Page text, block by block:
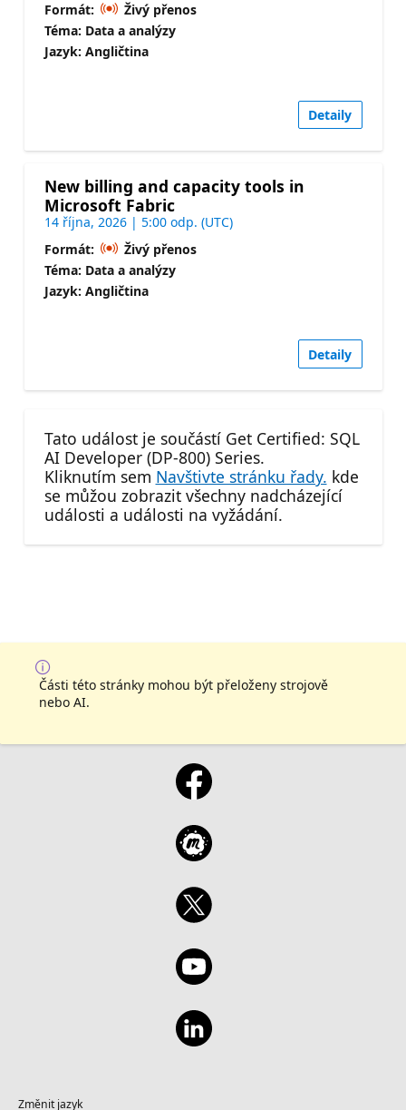
Formát:
Živý přenos
Téma: Data a analýzy
Jazyk: Angličtina
Detaily
New billing and capacity tools in
Microsoft Fabric
14 října, 2026 | 5:00 odp. (UTC)
Formát:
Živý přenos
Téma: Data a analýzy
Jazyk: Angličtina
Detaily
Tato událost je součástí Get Certified: SQL
AI Developer (DP-800) Series.
Kliknutím sem Navštivte stránku řady. kde
se můžou zobrazit všechny nadcházející
události a události na vyžádání.
Části této stránky mohou být přeloženy strojově
nebo AI.
Změnit jazyk